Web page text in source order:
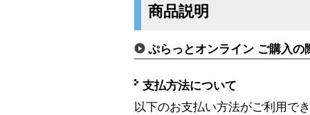
商品説明
ぷらっとオンライン ご購入の
支払方法について
以下のお支払い方法がご利用で